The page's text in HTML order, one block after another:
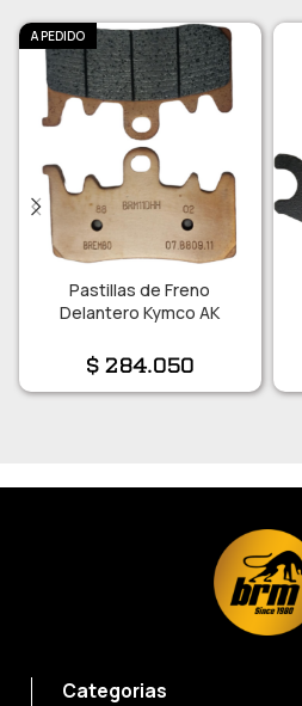
A PEDIDO
Pastillas de Freno
Delantero Kymco AK
$284.050
Categorias